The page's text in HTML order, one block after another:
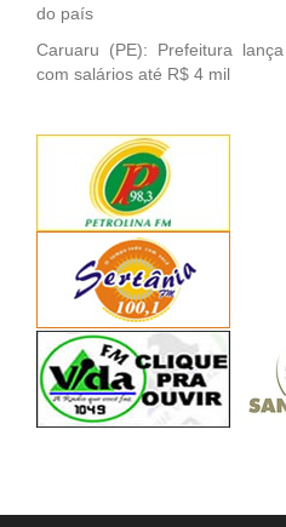
do país
Caruaru (PE): Prefeitura
com salários até R$ 4 mil